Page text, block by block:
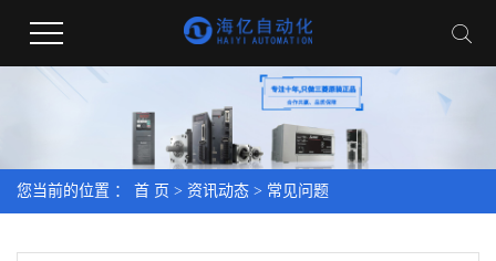
您当前的位置 ： 首 页 > 资讯动态 > 常见问题